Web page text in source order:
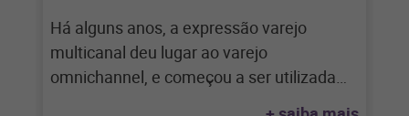
Há alguns anos, a expressão varejo
multicanal deu lugar ao varejo
omnichannel, e começou a ser utilizada